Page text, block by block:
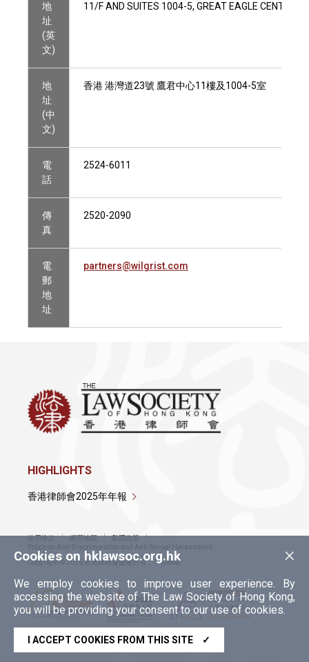
地
址
(英
文)
11/F AND SUITES 1004-5, GREAT EAGLE CENTRE,
地
址
(中
文)
香港 港灣道23號 鷹君中心11樓及1004-5室
電
話
2524-6011
傳
真
2520-2090
電
郵
地
址
partners@wilgrist.com
×
Cookies on hklawsoc.org.hk
We employ cookies to improve user experience. By
accessing the website of The Law Society of Hong Kong,
you will be providing your consent to our use of cookies.
I ACCEPT COOKIES FROM THIS SITE ✓
HIGHLIGHTS
香港律師會2025年年報
使用條款 網頁地圖
私隱政策
Policy on Anti-Discrimination and Anti-Sexual Harassment
Copyright © 2026 香港律師會版權所有，不得轉載